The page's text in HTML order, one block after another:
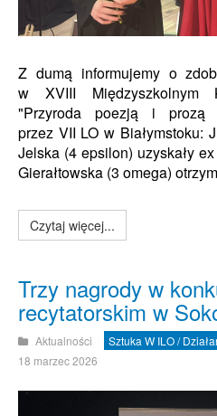
Z dumą informujemy o
w XVIII Międzyszkolnym
"Przyroda poezją i prozą
przez VII LO w Białymstoku:
Jelska (4 epsilon) uzyskały
Gierałtowska (3 omega)
Czytaj więcej...
Trzy nagrody w
recytatorskim w
Aktualności
Sztuka W ILO /
18 marzec 2026